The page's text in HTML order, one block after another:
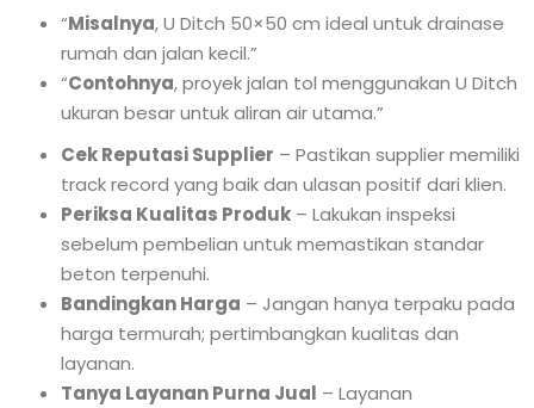
“Misalnya, U Ditch 50×50 cm ideal untuk drainase
rumah dan jalan kecil.”
“Contohnya, proyek jalan tol menggunakan U Ditch
ukuran besar untuk aliran air utama.”
Cek Reputasi Supplier – Pastikan supplier memiliki
track record yang baik dan ulasan positif dari klien.
Periksa Kualitas Produk– Lakukan inspeksi
sebelum pembelian untuk memastikan standar
beton terpenuhi.
Bandingkan Harga – Jangan hanya terpaku pada
harga termurah; pertimbangkan kualitas dan
layanan.
Tanya Layanan Purna Jual – Layanan